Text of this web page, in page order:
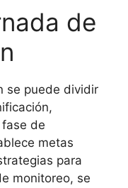
de
se puede dividir
de
metas
para
monitoreo, se